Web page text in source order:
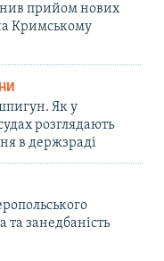
прийом нових
Кримському
Як у
розглядають
в держзраді
та занедбаність